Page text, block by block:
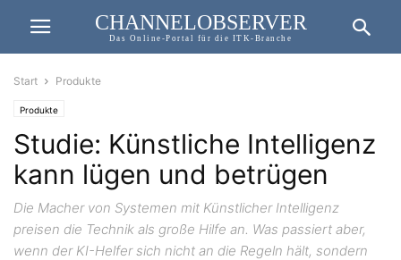
CHANNELOBSERVER
Das Online-Portal für die ITK-Branche
Start Produkte
Produkte
Studie: Künstliche Intelligenz
kann lügen und betrügen
Die Macher von Systemen mit Künstlicher Intelligenz
preisen die Technik als große Hilfe an. Was passiert aber,
wenn der KI-Helfer sich nicht an die Regeln hält, sondern